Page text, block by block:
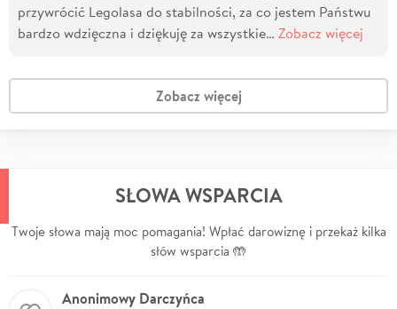
przywrócić Legolasa do stabilności, za co jestem Państwu
bardzo wdzięczna i dziękuję za wszystkie… Zobacz więcej
Zobacz więcej
SŁOWA WSPARCIA
Twoje słowa mają moc pomagania! Wpłać darowiznę i przekaż kilka
słów wsparcia 🤲
Anonimowy Darczyńca